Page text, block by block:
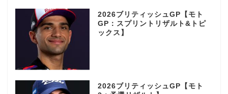
2026ブリティッシュGP【モト
GP：スプリントリザルト&トピ
ックス】
2026ブリティッシュGP【モト